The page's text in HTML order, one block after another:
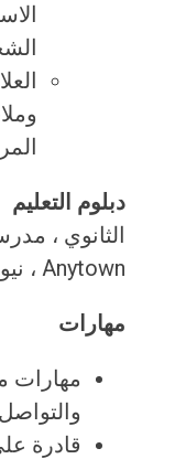
دبلوم التعليم
Anytown ، نيويورك
مهارات
مهارات
قادرة